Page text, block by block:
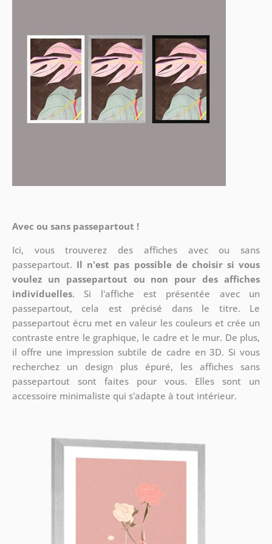
Avec ou sans passepartout !
Ici, vous trouverez des affiches avec ou sans
passepartout. Il n'est pas possible de choisir si vous
voulez un passepartout ou non pour des affiches
individuelles. Si l'affiche est présentée avec un
passepartout, cela est précisé dans le titre. Le
passepartout écru met en valeur les couleurs et crée un
contraste entre le graphique, le cadre et le mur. De plus,
il offre une impression subtile de cadre en 3D. Si vous
recherchez un design plus épuré, les affiches sans
passepartout sont faites pour vous. Elles sont un
accessoire minimaliste qui s'adapte à tout intérieur.